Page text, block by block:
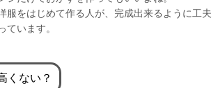
服をはじめて作る人が、完成出来るように工夫
ています。
くない？